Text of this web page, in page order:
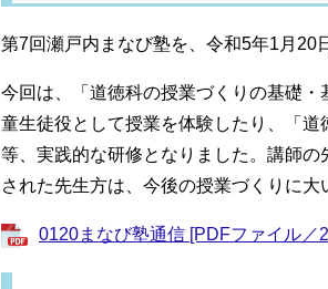
第7回瀬戸内まなび塾を、令和5年1月20
今回は、「道徳科の授業づくりの基礎
童生徒役として授業を体験したり、「
等、実践的な研修となりました。講師
された先生方は、今後の授業づくりに
0120まなび塾通信 [PDFファイル／